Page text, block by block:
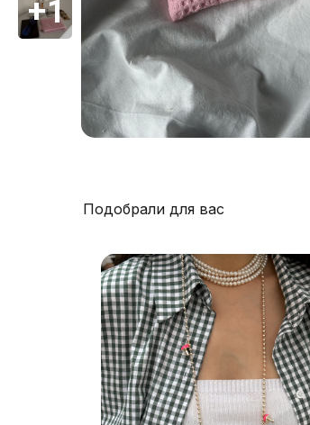
Подобрали для вас